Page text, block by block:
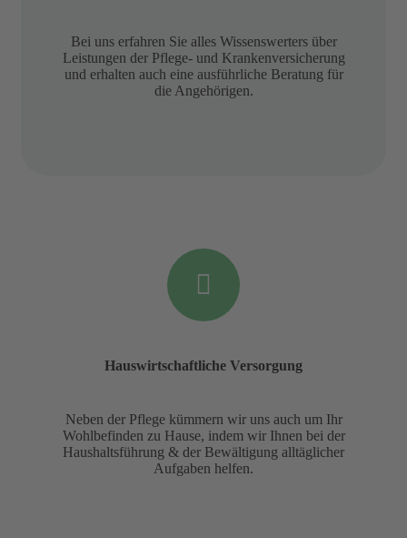
Bei uns erfahren Sie alles Wissenswerters über
Leistungen der Pflege- und Krankenversicherung
und erhalten auch eine ausführliche Beratung für
die Angehörigen.
Hauswirtschaftliche Versorgung
Neben der Pflege kümmern wir uns auch um Ihr
Wohlbefinden zu Hause, indem wir Ihnen bei der
Haushaltsführung & der Bewältigung alltäglicher
Aufgaben helfen.